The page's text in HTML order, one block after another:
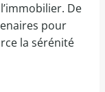
De
pour
la sérénité